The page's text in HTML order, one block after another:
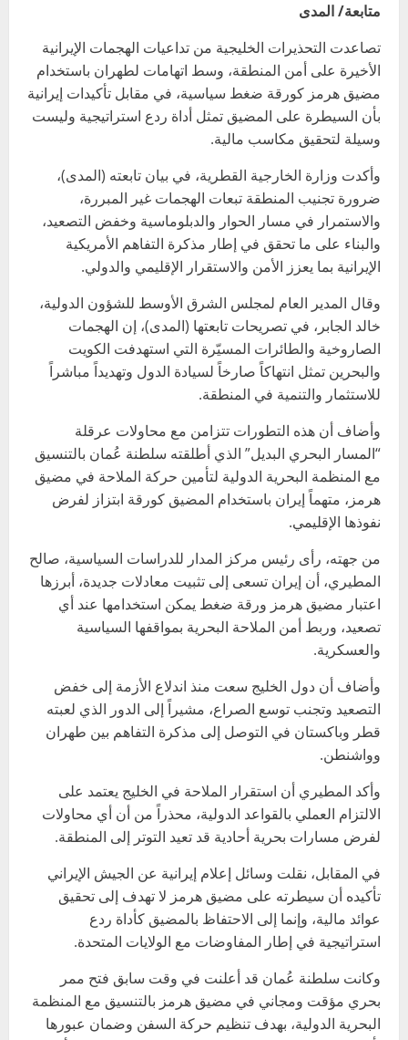
متابعة/ المدى
تصاعدت التحذيرات الخليجية من تداعيات الهجمات الإيرانية
الأخيرة على أمن المنطقة، وسط اتهامات لطهران باستخدام
مضيق هرمز كورقة ضغط سياسية، في مقابل تأكيدات إيرانية
بأن السيطرة على المضيق تمثل أداة ردع استراتيجية وليست
وسيلة لتحقيق مكاسب مالية.
وأكدت وزارة الخارجية القطرية، في بيان تابعته (المدى)،
ضرورة تجنيب المنطقة تبعات الهجمات غير المبررة،
والاستمرار في مسار الحوار والدبلوماسية وخفض التصعيد،
والبناء على ما تحقق في إطار مذكرة التفاهم الأمريكية
الإيرانية بما يعزز الأمن والاستقرار الإقليمي والدولي.
وقال المدير العام لمجلس الشرق الأوسط للشؤون الدولية،
خالد الجابر، في تصريحات تابعتها (المدى)، إن الهجمات
الصاروخية والطائرات المسيّرة التي استهدفت الكويت
والبحرين تمثل انتهاكاً صارخاً لسيادة الدول وتهديداً مباشراً
للاستثمار والتنمية في المنطقة.
وأضاف أن هذه التطورات تتزامن مع محاولات عرقلة
“المسار البحري البديل” الذي أطلقته سلطنة عُمان بالتنسيق
مع المنظمة البحرية الدولية لتأمين حركة الملاحة في مضيق
هرمز، متهماً إيران باستخدام المضيق كورقة ابتزاز لفرض
نفوذها الإقليمي.
من جهته، رأى رئيس مركز المدار للدراسات السياسية، صالح
المطيري، أن إيران تسعى إلى تثبيت معادلات جديدة، أبرزها
اعتبار مضيق هرمز ورقة ضغط يمكن استخدامها عند أي
تصعيد، وربط أمن الملاحة البحرية بمواقفها السياسية
والعسكرية.
وأضاف أن دول الخليج سعت منذ اندلاع الأزمة إلى خفض
التصعيد وتجنب توسع الصراع، مشيراً إلى الدور الذي لعبته
قطر وباكستان في التوصل إلى مذكرة التفاهم بين طهران
وواشنطن.
وأكد المطيري أن استقرار الملاحة في الخليج يعتمد على
الالتزام العملي بالقواعد الدولية، محذراً من أن أي محاولات
لفرض مسارات بحرية أحادية قد تعيد التوتر إلى المنطقة.
في المقابل، نقلت وسائل إعلام إيرانية عن الجيش الإيراني
تأكيده أن سيطرته على مضيق هرمز لا تهدف إلى تحقيق
عوائد مالية، وإنما إلى الاحتفاظ بالمضيق كأداة ردع
استراتيجية في إطار المفاوضات مع الولايات المتحدة.
وكانت سلطنة عُمان قد أعلنت في وقت سابق فتح ممر
بحري مؤقت ومجاني في مضيق هرمز بالتنسيق مع المنظمة
البحرية الدولية، بهدف تنظيم حركة السفن وضمان عبورها